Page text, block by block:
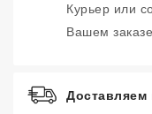
Курьер или
Вашем заказе.
Доставляем